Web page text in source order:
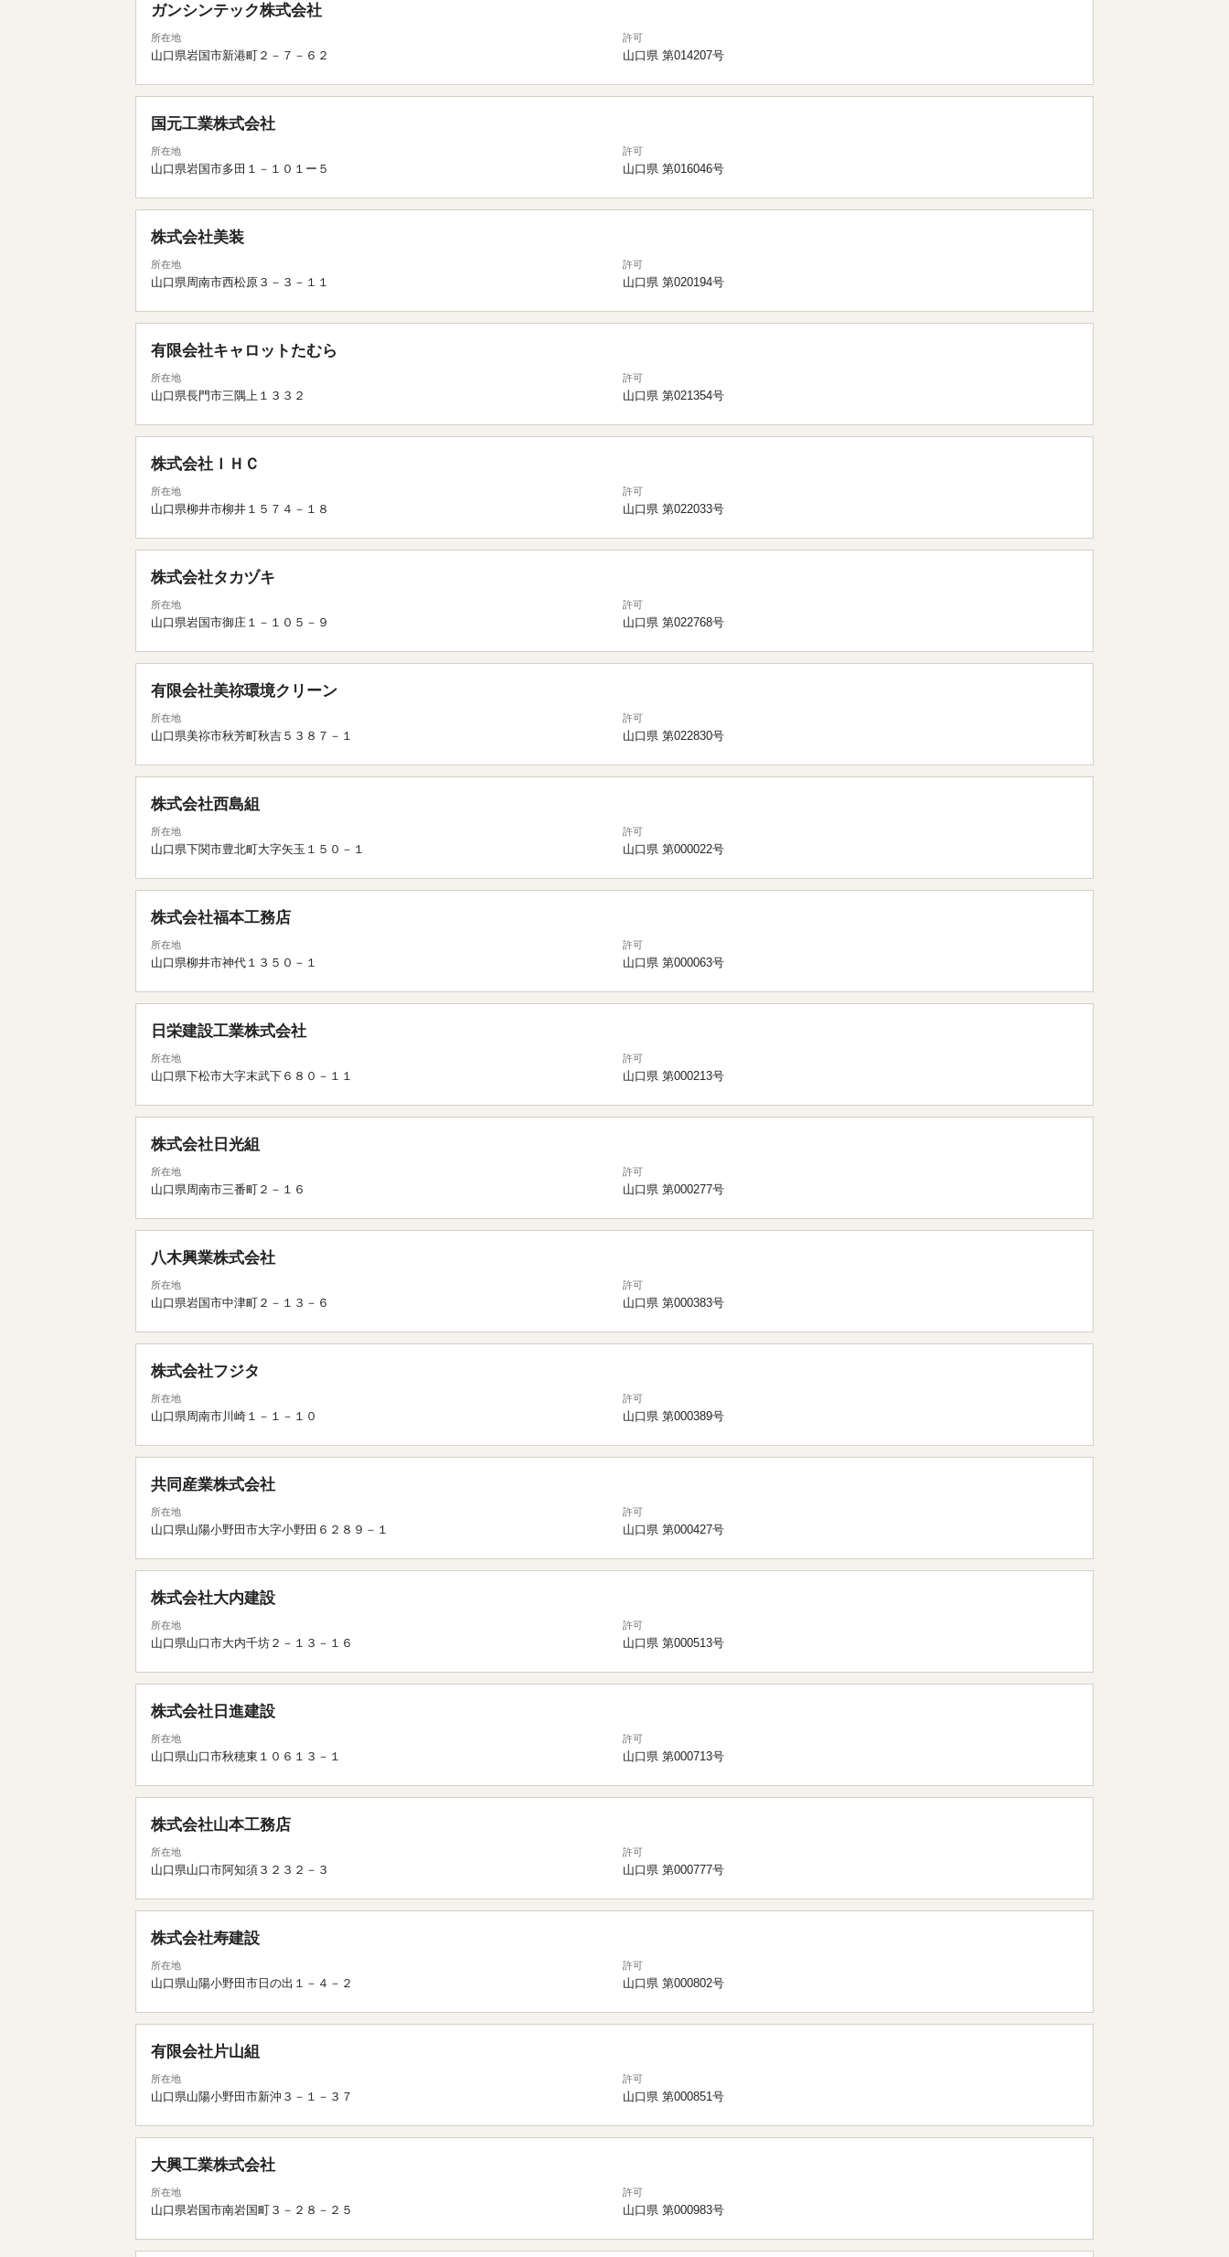
ガンシンテック株式会社
所在地
山口県岩国市新港町２－７－６２
許可
山口県 第014207号
国元工業株式会社
所在地
山口県岩国市多田１－１０１ー５
許可
山口県 第016046号
株式会社美装
所在地
山口県周南市西松原３－３－１１
許可
山口県 第020194号
有限会社キャロットたむら
所在地
山口県長門市三隅上１３３２
許可
山口県 第021354号
株式会社ＩＨＣ
所在地
山口県柳井市柳井１５７４－１８
許可
山口県 第022033号
株式会社タカヅキ
所在地
山口県岩国市御庄１－１０５－９
許可
山口県 第022768号
有限会社美祢環境クリーン
所在地
山口県美祢市秋芳町秋吉５３８７－１
許可
山口県 第022830号
株式会社西島組
所在地
山口県下関市豊北町大字矢玉１５０－１
許可
山口県 第000022号
株式会社福本工務店
所在地
山口県柳井市神代１３５０－１
許可
山口県 第000063号
日栄建設工業株式会社
所在地
山口県下松市大字末武下６８０－１１
許可
山口県 第000213号
株式会社日光組
所在地
山口県周南市三番町２－１６
許可
山口県 第000277号
八木興業株式会社
所在地
山口県岩国市中津町２－１３－６
許可
山口県 第000383号
株式会社フジタ
所在地
山口県周南市川崎１－１－１０
許可
山口県 第000389号
共同産業株式会社
所在地
山口県山陽小野田市大字小野田６２８９－１
許可
山口県 第000427号
株式会社大内建設
所在地
山口県山口市大内千坊２－１３－１６
許可
山口県 第000513号
株式会社日進建設
所在地
山口県山口市秋穂東１０６１３－１
許可
山口県 第000713号
株式会社山本工務店
所在地
山口県山口市阿知須３２３２－３
許可
山口県 第000777号
株式会社寿建設
所在地
山口県山陽小野田市日の出１－４－２
許可
山口県 第000802号
有限会社片山組
所在地
山口県山陽小野田市新沖３－１－３７
許可
山口県 第000851号
大興工業株式会社
所在地
山口県岩国市南岩国町３－２８－２５
許可
山口県 第000983号